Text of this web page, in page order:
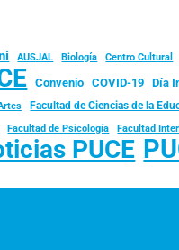
AUSJAL Biología Centro Cultural
Convenio COVID-19 Día
Facultad de Ciencias de la
Facultad de Psicología Facultad
PUCE